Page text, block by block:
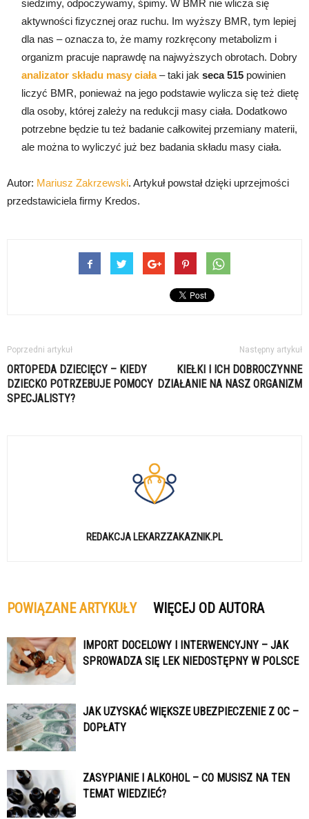
siedzimy, odpoczywamy, śpimy. W BMR nie wlicza się
aktywności fizycznej oraz ruchu. Im wyższy BMR, tym lepiej
dla nas – oznacza to, że mamy rozkręcony metabolizm i
organizm pracuje naprawdę na najwyższych obrotach. Dobry
analizator składu masy ciała– taki jak seca 515 powinien
liczyć BMR, ponieważ na jego podstawie wylicza się też dietę
dla osoby, której zależy na redukcji masy ciała. Dodatkowo
potrzebne będzie tu też badanie całkowitej przemiany materii,
ale można to wyliczyć już bez badania składu masy ciała.
Autor: Mariusz Zakrzewski. Artykuł powstał dzięki uprzejmości
przedstawiciela firmy Kredos.
Poprzedni artykuł
ORTOPEDA DZIECIĘCY – KIEDY
DZIECKO POTRZEBUJE POMOCY
SPECJALISTY?
Następny artykuł
KIEŁKI I ICH DOBROCZYNNE
DZIAŁANIE NA NASZ ORGANIZM
REDAKCJA LEKARZZAKAZNIK.PL
POWIĄZANE ARTYKUŁY WIĘCEJ OD AUTORA
IMPORT DOCELOWY I INTERWENCYJNY – JAK
SPROWADZA SIĘ LEK NIEDOSTĘPNY W POLSCE
JAK UZYSKAĆ WIĘKSZE UBEZPIECZENIE Z OC –
DOPŁATY
ZASYPIANIE I ALKOHOL – CO MUSISZ NA TEN
TEMAT WIEDZIEĆ?